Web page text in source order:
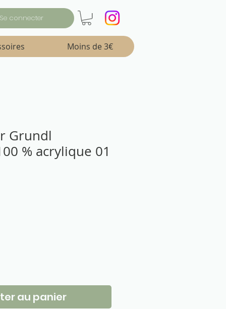
Se connecter
Moins de 3€
Grundl
% acrylique 01
au panier